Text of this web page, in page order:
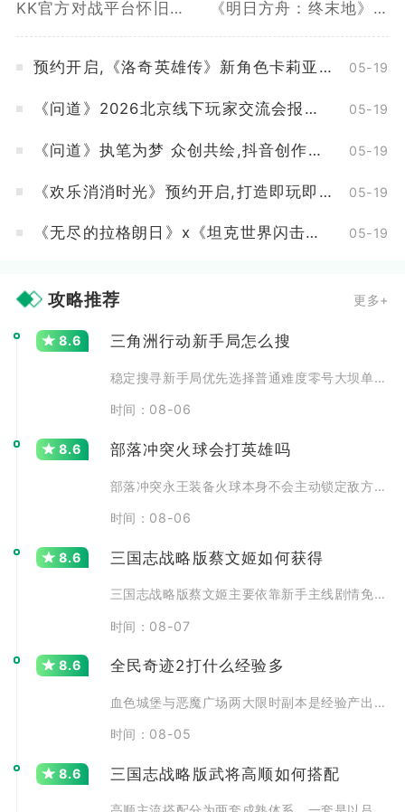
KK官方对战平台怀旧地图新春联赛招募开启,海量赞助等你来报名 《明日方舟：终末地》预下载开启, 网易云游戏免下载不占内存
预约开启,《洛奇英雄传》新角色卡莉亚2月10日正式登场 05-19
《问道》2026北京线下玩家交流会报名最后一天 05-19
《问道》执笔为梦 众创共绘,抖音创作活动开启 05-19
《欢乐消消时光》预约开启,打造即玩即收藏的“多海岛旅行纪录片” 05-19
《无尽的拉格朗日》x《坦克世界闪击战》联动全开,3款舰船礼装免费送 05-19
攻略推荐 更多+
8.6 三角洲行动新手局怎么搜
稳定搜寻新手局优先选择普通难度零号大坝单排入场，控制战备
时间：08-06
8.6 部落冲突火球会打英雄吗
部落冲突永王装备火球本身不会主动锁定敌方英雄，但火球爆炸
时间：08-06
8.6 三国志战略版蔡文姬如何获得
三国志战略版蔡文姬主要依靠新手主线剧情免费领取、全赛季名
时间：08-07
8.6 全民奇迹2打什么经验多
血色城堡与恶魔广场两大限时副本是经验产出最高的核心玩法，
时间：08-05
8.6 三国志战略版武将高顺如何搭配